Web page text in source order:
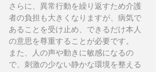
さらに、異常行動を繰り返すため介護
者の負担も大きくなりますが、病気で
あることを受け止め、できるだけ本人
の意思を尊重することが必要です。
また、人の声や動きに敏感になるの
で、刺激の少ない静かな環境を整える